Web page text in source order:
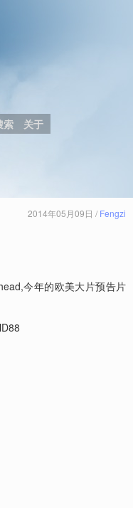
索 关于
2014年05月09日 / Fengzi
今年的欧美大片预告片